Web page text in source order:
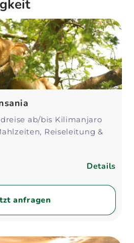
ab/bis Kilimanjaro
Reiseleitung &
Details
anfragen